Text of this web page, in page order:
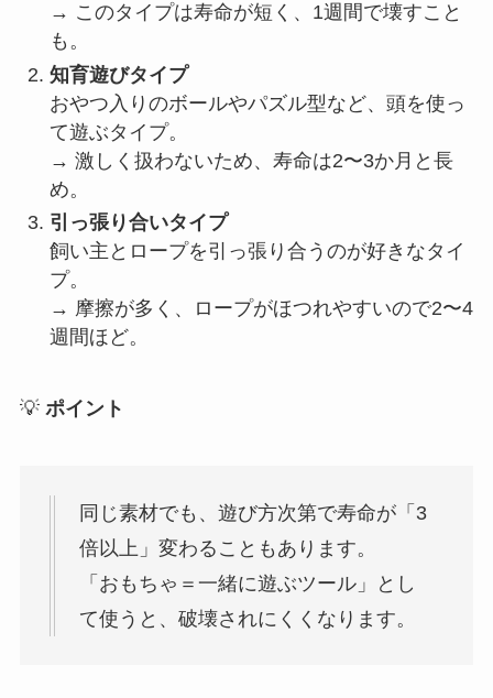
→ このタイプは寿命が短く、1週間で壊すこと
も。
知育遊びタイプ
おやつ入りのボールやパズル型など、頭を使っ
て遊ぶタイプ。
→ 激しく扱わないため、寿命は2〜3か月と長
め。
引っ張り合いタイプ
飼い主とロープを引っ張り合うのが好きなタイ
プ。
→ 摩擦が多く、ロープがほつれやすいので2〜4
週間ほど。
💡 ポイント
同じ素材でも、遊び方次第で寿命が「3
倍以上」変わることもあります。
「おもちゃ＝一緒に遊ぶツール」とし
て使うと、破壊されにくくなります。